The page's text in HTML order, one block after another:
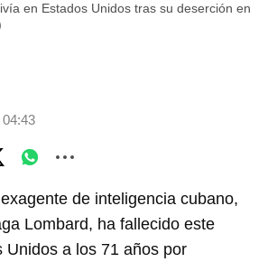
en Estados Unidos tras su deserción en
de inteligencia cubano,
Lombard, ha fallecido este
Unidos a los 71 años por